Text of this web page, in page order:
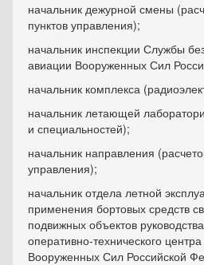
начальник дежурной смены
пунктов управления);
начальник инспекции Службы
авиации Вооруженных Сил
начальник комплекса
начальник летающей
и специальностей);
начальник направления
управления);
начальник отдела летной
применения бортовых средств
подвижных объектов
оперативно-технического
Вооруженных Сил Российской